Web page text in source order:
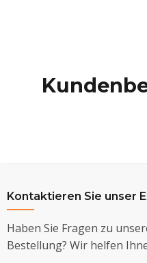
Kontaktieren Sie unser
Haben Sie Fragen zu
Bestellung? Wir helfen